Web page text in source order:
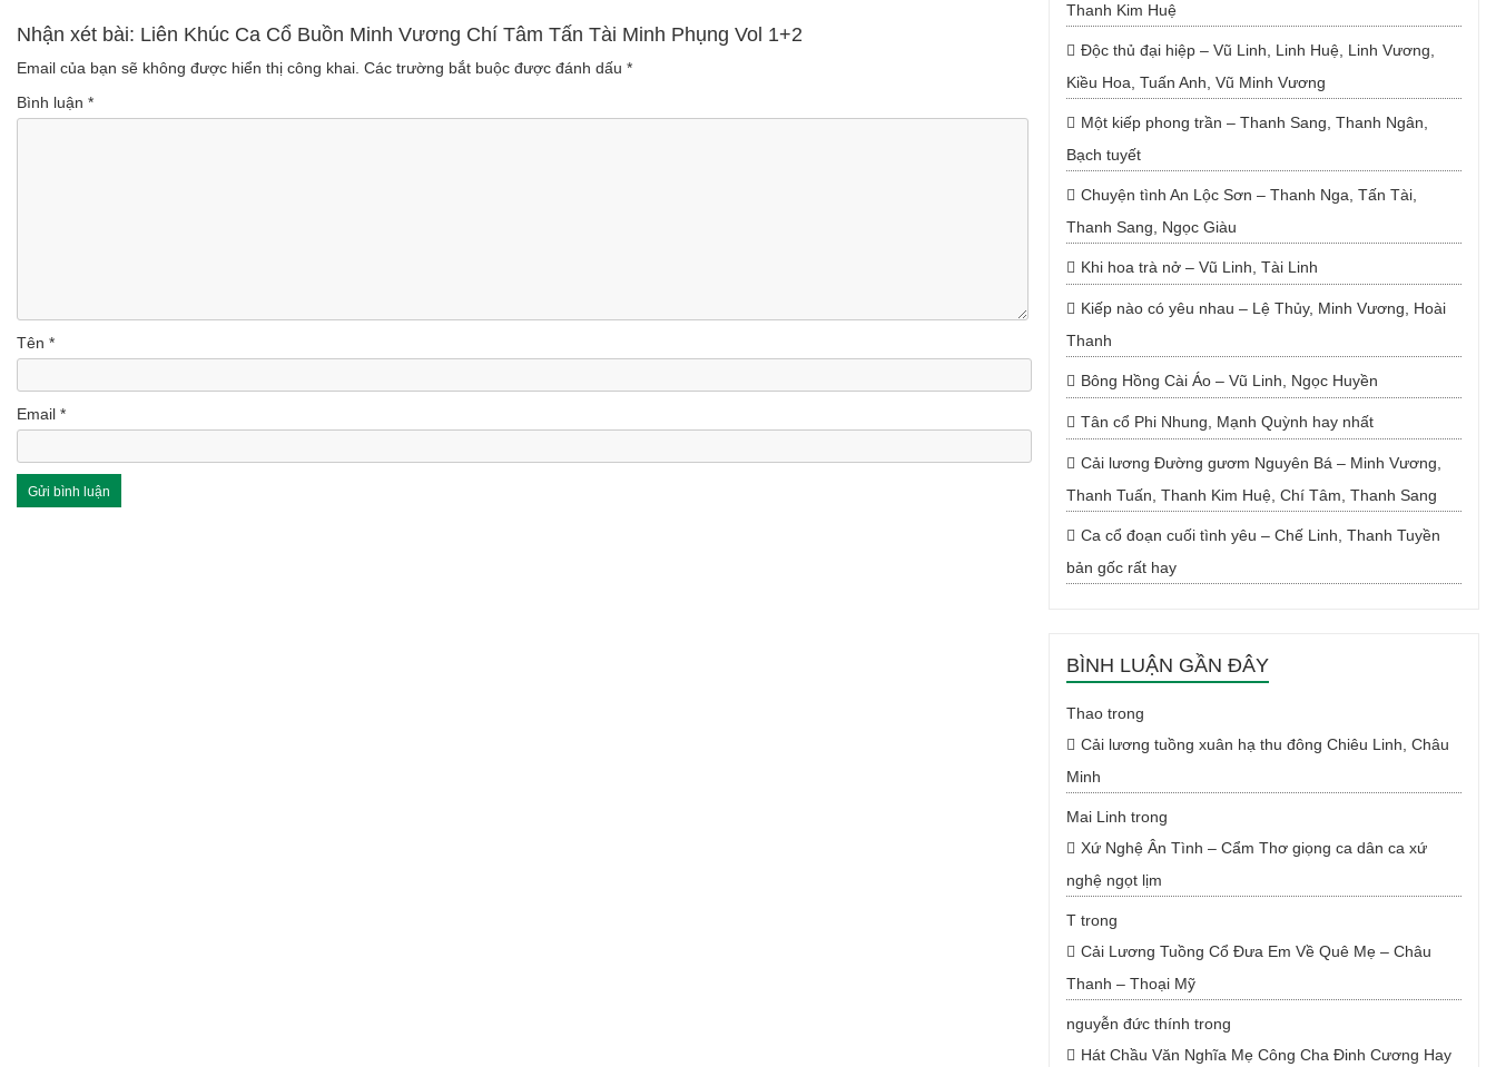
Nhận xét bài: Liên Khúc Ca Cổ Buồn Minh Vương Chí Tâm Tấn Tài Minh Phụng Vol 1+2
Email của bạn sẽ không được hiển thị công khai. Các trường bắt buộc được đánh dấu *
Bình luận *
Tên *
Email *
Thanh Kim Huệ
Độc thủ đại hiệp – Vũ Linh, Linh Huệ, Linh Vương,
Kiều Hoa, Tuấn Anh, Vũ Minh Vương
Một kiếp phong trần – Thanh Sang, Thanh Ngân,
Bạch tuyết
Chuyện tình An Lộc Sơn – Thanh Nga, Tấn Tài,
Thanh Sang, Ngọc Giàu
Khi hoa trà nở – Vũ Linh, Tài Linh
Kiếp nào có yêu nhau – Lệ Thủy, Minh Vương, Hoài
Thanh
Bông Hồng Cài Áo – Vũ Linh, Ngọc Huyền
Tân cổ Phi Nhung, Mạnh Quỳnh hay nhất
Cải lương Đường gươm Nguyên Bá – Minh Vương,
Thanh Tuấn, Thanh Kim Huệ, Chí Tâm, Thanh Sang
Ca cổ đoạn cuối tình yêu – Chế Linh, Thanh Tuyền
bản gốc rất hay
BÌNH LUẬN GẦN ĐÂY
Thaotrong
Cải lương tuồng xuân hạ thu đông Chiêu Linh, Châu
Minh
Mai Linh trong
Xứ Nghệ Ân Tình – Cẩm Thơ giọng ca dân ca xứ
nghệ ngọt lịm
Ttrong
Cải Lương Tuồng Cổ Đưa Em Về Quê Mẹ – Châu
Thanh – Thoại Mỹ
nguyễn đức thính trong
Hát Chầu Văn Nghĩa Mẹ Công Cha Đinh Cương Hay